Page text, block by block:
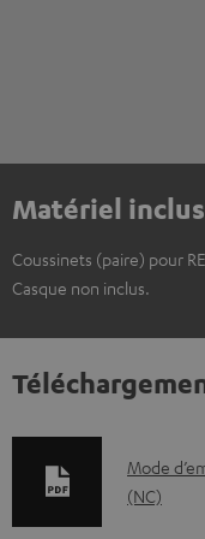
Matériel inclus
Coussinets (paire) pour
Casque non inclus.
D
o
Mode
(NC)